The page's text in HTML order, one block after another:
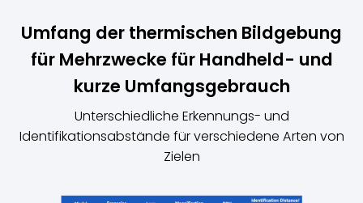
Umfang der thermischen Bildgebung
für Mehrzwecke für Handheld- und
kurze Umfangsgebrauch
Unterschiedliche Erkennungs- und
Identifikationsabstände für verschiedene Arten von
Zielen